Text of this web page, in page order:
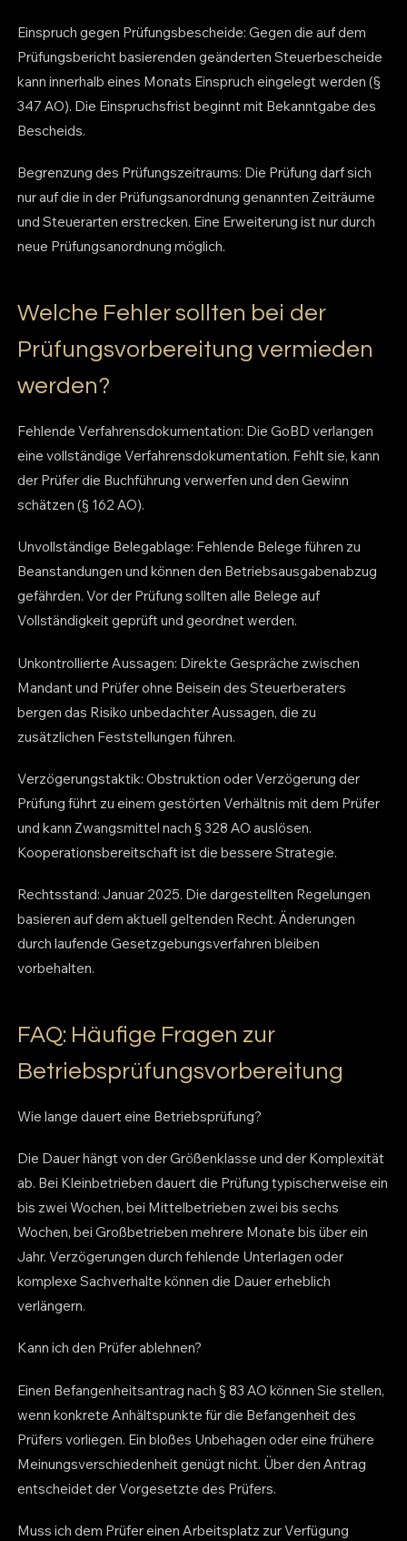
Einspruch gegen Prüfungsbescheide: Gegen die auf dem
Prüfungsbericht basierenden geänderten Steuerbescheide
kann innerhalb eines Monats Einspruch eingelegt werden (§
347 AO). Die Einspruchsfrist beginnt mit Bekanntgabe des
Bescheids.
Begrenzung des Prüfungszeitraums: Die Prüfung darf sich
nur auf die in der Prüfungsanordnung genannten Zeiträume
und Steuerarten erstrecken. Eine Erweiterung ist nur durch
neue Prüfungsanordnung möglich.
Welche Fehler sollten bei der
Prüfungsvorbereitung vermieden
werden?
Fehlende Verfahrensdokumentation: Die GoBD verlangen
eine vollständige Verfahrensdokumentation. Fehlt sie, kann
der Prüfer die Buchführung verwerfen und den Gewinn
schätzen (§ 162 AO).
Unvollständige Belegablage: Fehlende Belege führen zu
Beanstandungen und können den Betriebsausgabenabzug
gefährden. Vor der Prüfung sollten alle Belege auf
Vollständigkeit geprüft und geordnet werden.
Unkontrollierte Aussagen: Direkte Gespräche zwischen
Mandant und Prüfer ohne Beisein des Steuerberaters
bergen das Risiko unbedachter Aussagen, die zu
zusätzlichen Feststellungen führen.
Verzögerungstaktik: Obstruktion oder Verzögerung der
Prüfung führt zu einem gestörten Verhältnis mit dem Prüfer
und kann Zwangsmittel nach § 328 AO auslösen.
Kooperationsbereitschaft ist die bessere Strategie.
Rechtsstand: Januar 2025. Die dargestellten Regelungen
basieren auf dem aktuell geltenden Recht. Änderungen
durch laufende Gesetzgebungsverfahren bleiben
vorbehalten.
FAQ: Häufige Fragen zur
Betriebsprüfungsvorbereitung
Wie lange dauert eine Betriebsprüfung?
Die Dauer hängt von der Größenklasse und der Komplexität
ab. Bei Kleinbetrieben dauert die Prüfung typischerweise ein
bis zwei Wochen, bei Mittelbetrieben zwei bis sechs
Wochen, bei Großbetrieben mehrere Monate bis über ein
Jahr. Verzögerungen durch fehlende Unterlagen oder
komplexe Sachverhalte können die Dauer erheblich
verlängern.
Kann ich den Prüfer ablehnen?
Einen Befangenheitsantrag nach § 83 AO können Sie stellen,
wenn konkrete Anhältspunkte für die Befangenheit des
Prüfers vorliegen. Ein bloßes Unbehagen oder eine frühere
Meinungsverschiedenheit genügt nicht. Über den Antrag
entscheidet der Vorgesetzte des Prüfers.
Muss ich dem Prüfer einen Arbeitsplatz zur Verfügung